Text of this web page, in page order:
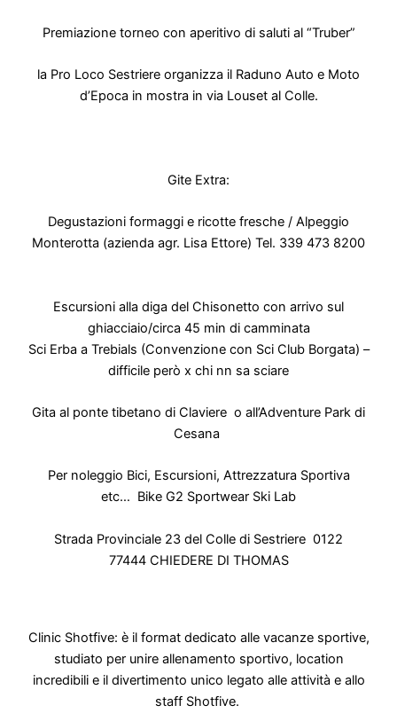
Premiazione torneo con aperitivo di saluti al “Truber”
la Pro Loco Sestriere organizza il Raduno Auto e Moto
d’Epoca in mostra in via Louset al Colle.
Gite Extra:
Degustazioni formaggi e ricotte fresche / Alpeggio
Monterotta (azienda agr. Lisa Ettore) Tel. 339 473 8200
Escursioni alla diga del Chisonetto con arrivo sul
ghiacciaio/circa 45 min di camminata
Sci Erba a Trebials (Convenzione con Sci Club Borgata) –
difficile però x chi nn sa sciare
Gita al ponte tibetano di Claviere o all’Adventure Park di
Cesana
Per noleggio Bici, Escursioni, Attrezzatura Sportiva
etc… Bike G2 Sportwear Ski Lab
Strada Provinciale 23 del Colle di Sestriere 0122
77444 CHIEDERE DI THOMAS
Clinic Shotfive: è il format dedicato alle vacanze sportive,
studiato per unire allenamento sportivo, location
incredibili e il divertimento unico legato alle attività e allo
staff Shotfive.